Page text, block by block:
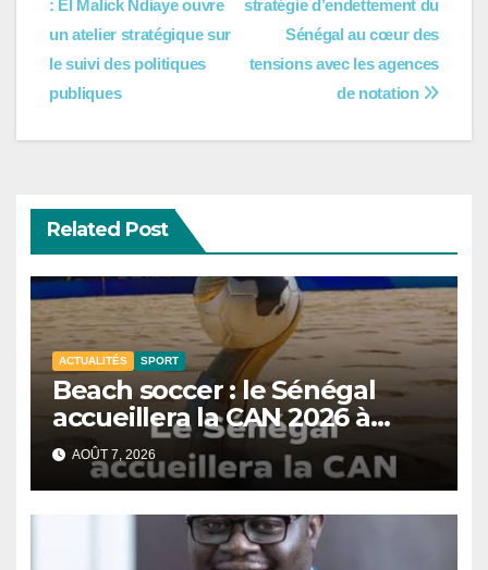
de
l’article
stratégie d’endettement du
Sénégal au cœur des
tensions avec les agences
de notation
: El Malick Ndiaye ouvre
un atelier stratégique sur
le suivi des politiques
publiques
Related Post
ACTUALITÉS SPORT
Beach soccer : le Sénégal
accueillera la CAN 2026 à
Dakar.
AOÛT 7, 2026